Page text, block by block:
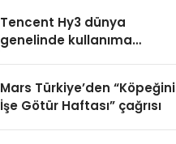
Tencent Hy3 dünya
genelinde kullanıma
Mars Türkiye’den “Köpeğini
İşe Götür Haftası” çağrısı